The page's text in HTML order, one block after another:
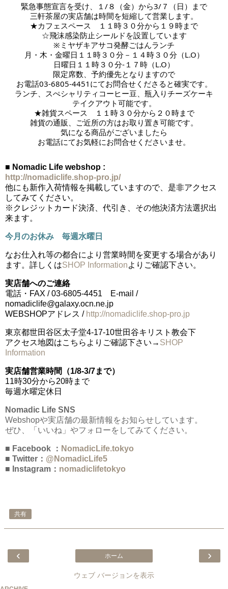
緊急事態宣言を受け、１/８（金）から3/７（日）まで
三軒茶屋の実店舗は時間を短縮して営業します。
★カフェスペース　１１時３０分から１９時まで
☆飛沫感染防止シールドを設置しています
※ミヤザキアサコ発酵ごはんランチ
月・木・金曜日１１時３０分－１４時３０分（L.O）
日曜日１１時３０分-１７時 （L.O）
限定席数、予約優先となりますので
お電話03-6805-4451にてお問合せくださると確実です。
ランチ、スぺシャリティコーヒー豆、瓶入りチーズケーキ
テイクアウト可能です。
★雑貨スペース　１１時３０分から２０時まで
雑貨の通販、ご近所の方はお取り置き可能です。
気になる商品がございましたら
お電話にてお気軽にお問合せくださいませ。
■ Nomadic Life webshop :
http://nomadiclife.shop-pro.jp/
他にも新作入荷情報を掲載していますので、是非アクセス
してみてください。
※クレジットカード決済、代引き、その他決済方法選択出
来ます。
今月のお休み 毎週水曜日
なお仕入れ等の都合により営業時間を変更する場合があり
ます。詳しくはSHOP Informationよりご確認下さい。
実店舗へのご連絡
電話・FAX / 03-6805-4451 E-mail /
nomadiclife@galaxy.ocn.ne.jp
WEBSHOPアドレス / http://nomadiclife.shop-pro.jp
東京都世田谷区太子堂4-17-10世田谷キリスト教会下
アクセス地図はこちらよりご確認下さい→ SHOP
Information
実店舗営業時間（1/8-3/7まで）
11時30分から20時まで
毎週水曜定休日
Nomadic Life SNS
Webshopや実店舗の最新情報をお知らせしています。
ぜひ、「いいね」やフォローをしてみてください。
■ Facebook ： NomadicLife.tokyo
■ Twitter： @NomadicLife5
■ Instagram： nomadiclifetokyo
共有
‹ ›
ホーム
ウェブ バージョンを表示